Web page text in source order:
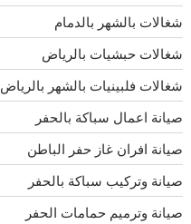
شغالات بالشهر بالدمام
شغالات حبشيات بالرياض
شغالات فلبينيات بالشهر بالرياض
صيانة اعمال سباكة بالحفر
صيانة افران غاز حفر الباطن
صيانة وتركيب سباكة بالحفر
صيانة وترميم حمامات الحفر